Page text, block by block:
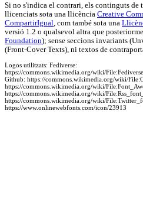
Si no s'indica el contrari, els continguts de
llicenciats sota una llicència Creative
CompartirIgual , com també sota una
versió 1.2 o qualsevol altra que
Foundation); sense seccions invariants
(Front-Cover Texts), ni textos de
Logos utilitzats: Fediverse:
https://commons.wikimedia.org/wiki/
Github: https://commons.wikimedia.org/wiki/
https://commons.wikimedia.org/wiki/
https://commons.wikimedia.org/wiki/
https://commons.wikimedia.org/wiki/
https://www.onlinewebfonts.com/icon/23913